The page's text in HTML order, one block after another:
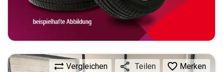
Vergleichen Teilen Merken